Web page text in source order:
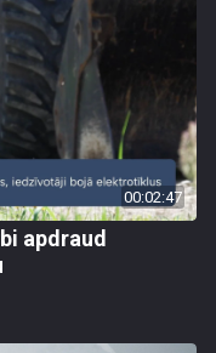
00:02:47
apdraud